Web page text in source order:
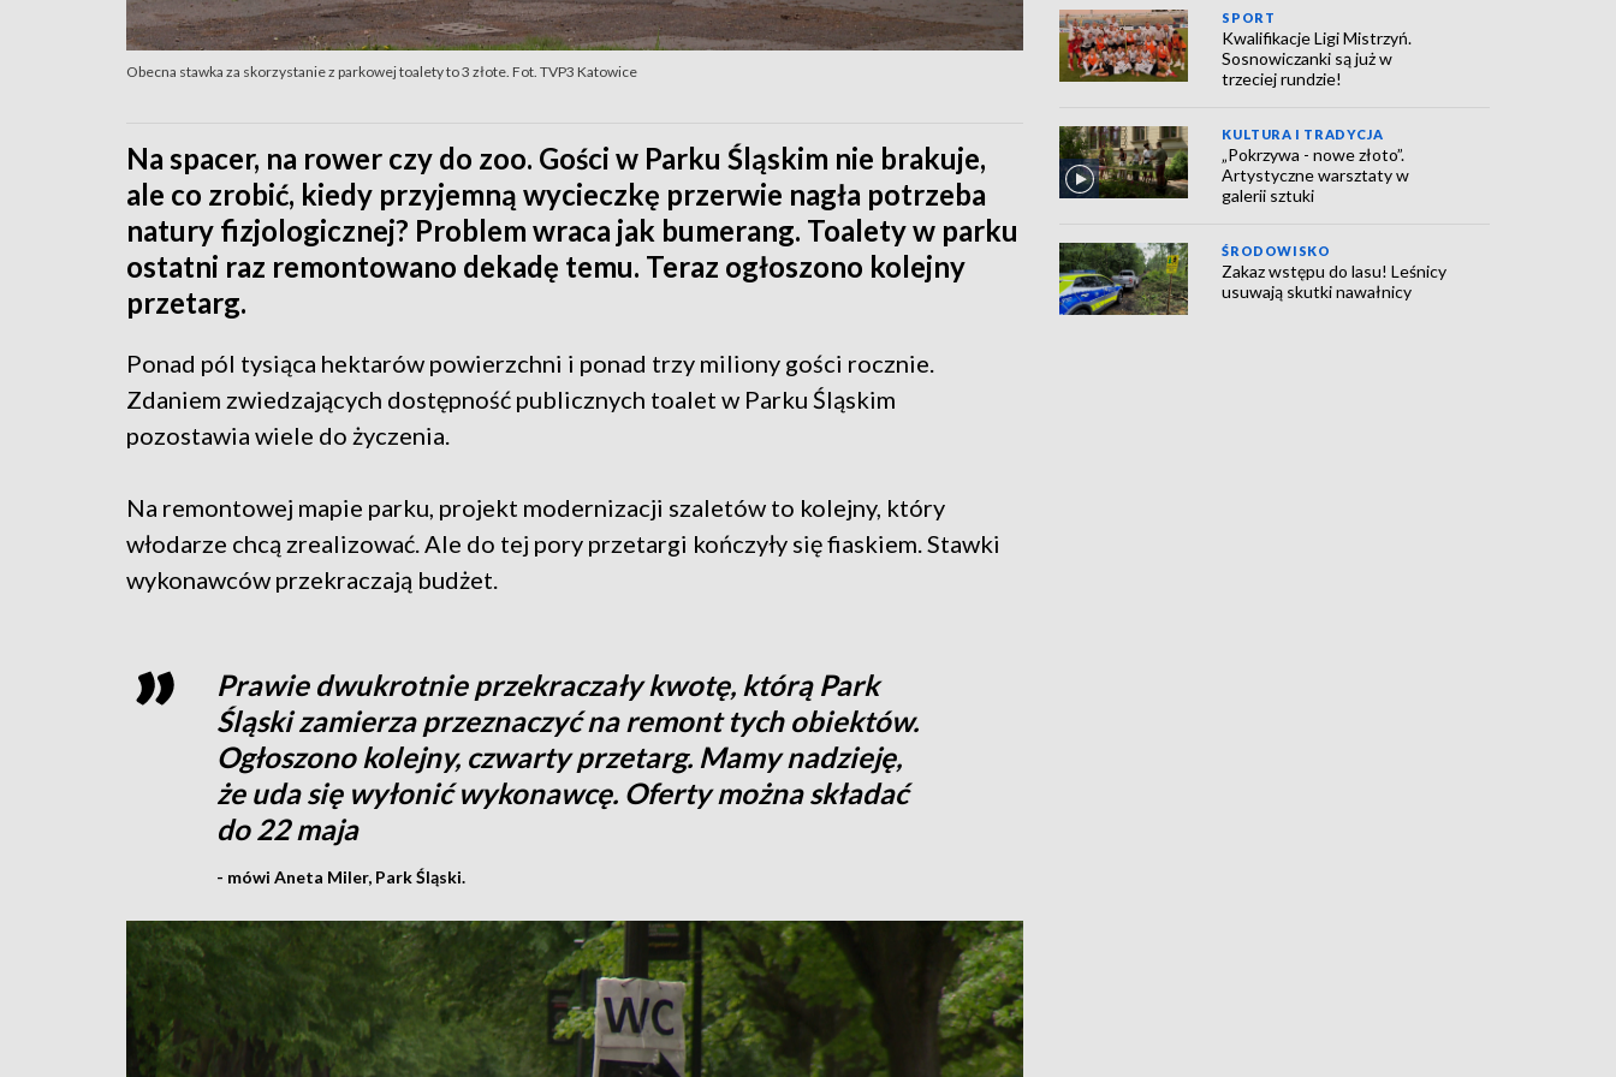
Obecna stawka za skorzystanie z parkowej toalety to 3 złote. Fot. TVP3 Katowice
Na spacer, na rower czy do zoo. Gości w Parku Śląskim nie brakuje,
ale co zrobić, kiedy przyjemną wycieczkę przerwie nagła potrzeba
natury fizjologicznej? Problem wraca jak bumerang. Toalety w parku
ostatni raz remontowano dekadę temu. Teraz ogłoszono kolejny
przetarg.
Ponad pól tysiąca hektarów powierzchni i ponad trzy miliony gości rocznie.
Zdaniem zwiedzających dostępność publicznych toalet w Parku Śląskim
pozostawia wiele do życzenia.
Na remontowej mapie parku, projekt modernizacji szaletów to kolejny, który
włodarze chcą zrealizować. Ale do tej pory przetargi kończyły się fiaskiem. Stawki
wykonawców przekraczają budżet.
Prawie dwukrotnie przekraczały kwotę, którą Park
Śląski zamierza przeznaczyć na remont tych obiektów.
Ogłoszono kolejny, czwarty przetarg. Mamy nadzieję,
że uda się wyłonić wykonawcę. Oferty można składać
do 22 maja
- mówi Aneta Miler, Park Śląski.
SPORT
Kwalifikacje Ligi Mistrzyń.
Sosnowiczanki są już w
trzeciej rundzie!
KULTURA I TRADYCJA
„Pokrzywa - nowe złoto”.
Artystyczne warsztaty w
galerii sztuki
ŚRODOWISKO
Zakaz wstępu do lasu! Leśnicy
usuwają skutki nawałnicy